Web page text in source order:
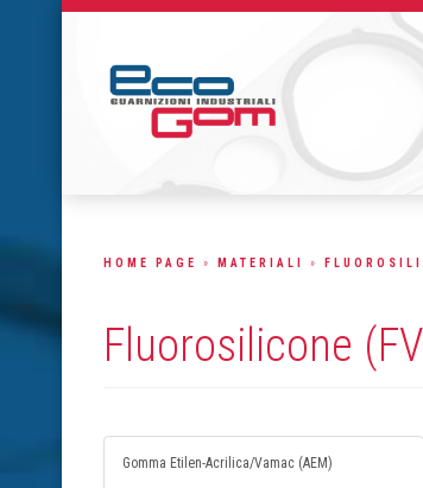
HOME PAGE » MATERIALI »
Fluorosilicone
Gomma Etilen-Acrilica/Vamac (AEM)